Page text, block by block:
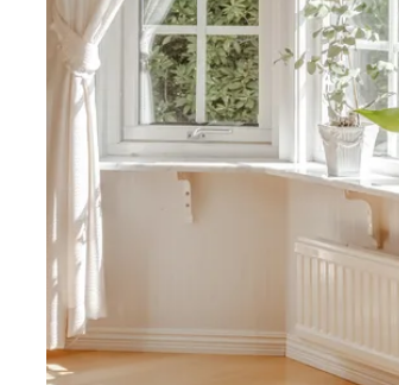
släpper in mycket ljus. Här ryms flera
om man så önskar. Stor murad öppen
värmer rummet. Väggarna är ljusa och
Här i den äldre delen av huset har vi
dubbelsäng och det finns ordentligt
med färgat glas är en fin detalj.
Husets ena badrum ligger också här,
bakom skjutbara dörrar. Kommod
golvvärme.